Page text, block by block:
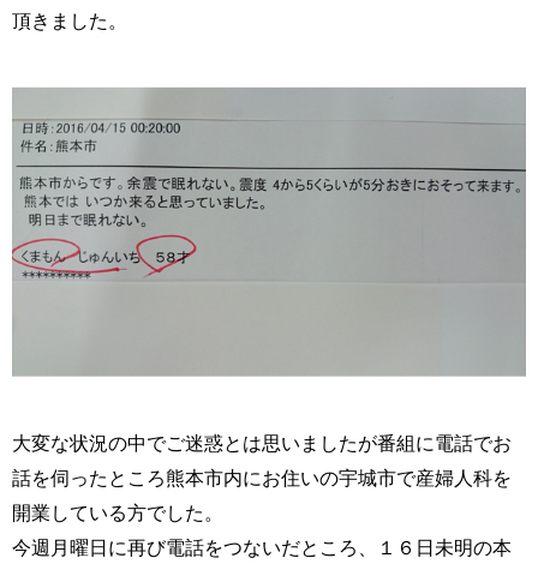
頂きました。
大変な状況の中でご迷惑とは思いましたが番組に電話でお
話を伺ったところ熊本市内にお住いの宇城市で産婦人科を
開業している方でした。
今週月曜日に再び電話をつないだところ、１６日未明の本